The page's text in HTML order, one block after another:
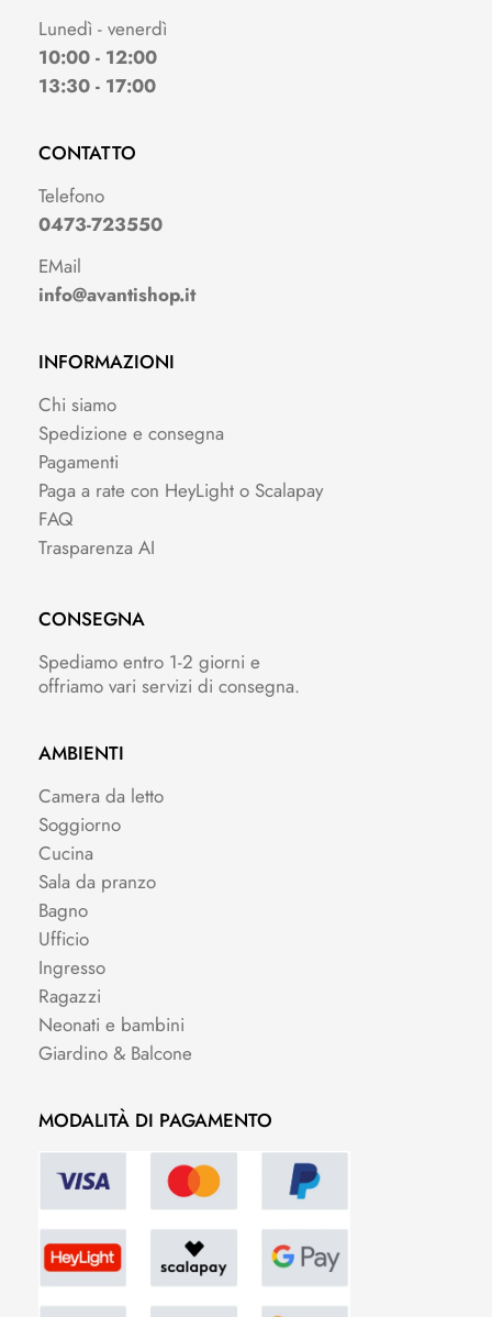
Lunedì - venerdì
10:00 - 12:00
13:30 - 17:00
CONTATTO
Telefono
0473-723550
EMail
info@avantishop.it
INFORMAZIONI
Chi siamo
Spedizione e consegna
Pagamenti
Paga a rate con HeyLight o Scalapay
FAQ
Trasparenza AI
CONSEGNA
Spediamo entro 1-2 giorni e
offriamo vari servizi di consegna.
AMBIENTI
Camera da letto
Soggiorno
Cucina
Sala da pranzo
Bagno
Ufficio
Ingresso
Ragazzi
Neonati e bambini
Giardino & Balcone
MODALITÀ DI PAGAMENTO